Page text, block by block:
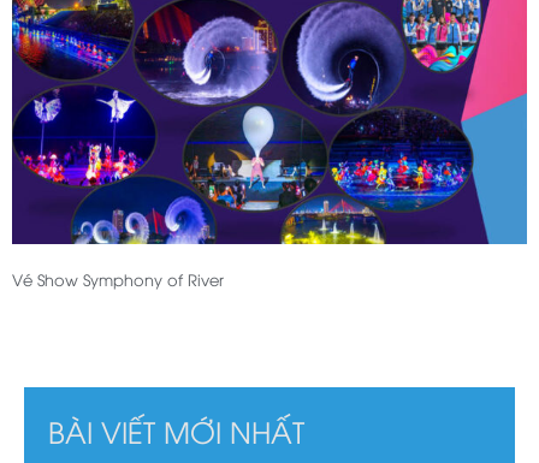
Vé Show Symphony of River
BÀI VIẾT MỚI NHẤT